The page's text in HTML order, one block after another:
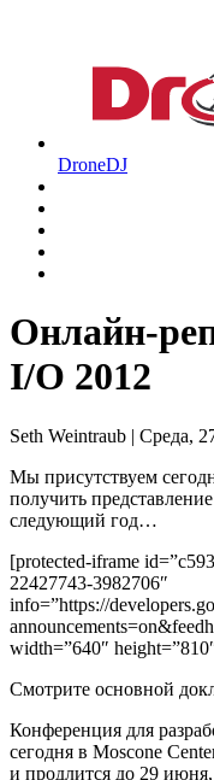
DroneDJ
Онлайн-
I/O 2012
Seth Weintraub | Среда,
Мы присутствуем
получить
следующий год…
[protected-iframe
22427743-3982706″
info=”https://
width=”640″
Смотрите основной
Конференция для
сегодня в Moscone
и продлится до 29